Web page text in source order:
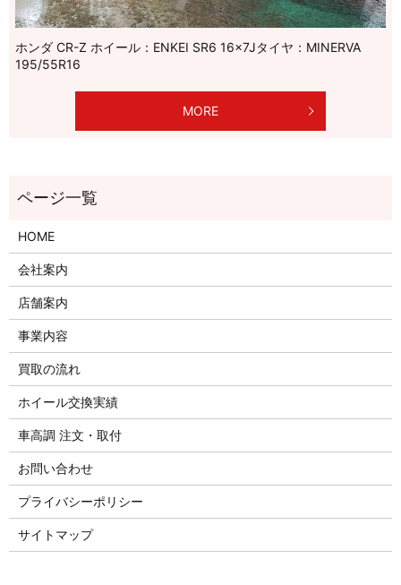
ホンダ CR-Z ホイール：ENKEI SR6 16×7Jタイヤ：MINERVA
195/55R16
MORE
HOME
会社案内
店舗案内
事業内容
買取の流れ
ホイール交換実績
車高調 注文・取付
お問い合わせ
プライバシーポリシー
サイトマップ